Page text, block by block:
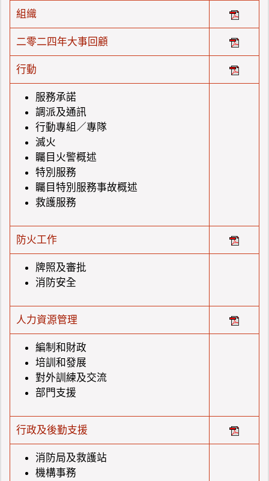
組織
二零二四年大事回顧
行動
服務承諾
調派及通訊
行動專組／專隊
滅火
矚目火警概述
特別服務
矚目特別服務事故概述
救護服務
防火工作
牌照及審批
消防安全
人力資源管理
編制和財政
培訓和發展
對外訓練及交流
部門支援
行政及後勤支援
消防局及救護站
機構事務